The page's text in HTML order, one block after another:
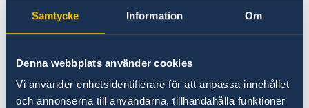
Samtycke Information Om
Denna webbplats använder cookies
Vi använder enhetsidentifierare för att anpassa innehållet
och annonserna till användarna, tillhandahålla funktioner
– Vi har valt att värna Sveriges och svenskars
säkerhet. Sveriges medlemskap i Nato gör vårt
land säkrare. Vi står inte ensamma i en orolig
tid, säger utrikesminister Maria Malmer
Stenergard.